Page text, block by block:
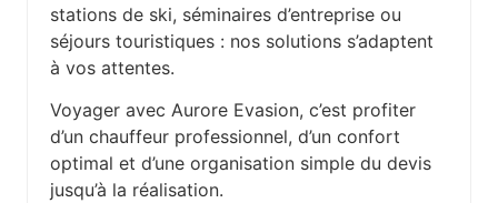
stations de ski, séminaires d’entreprise ou
séjours touristiques : nos solutions s’adaptent
à vos attentes.
Voyager avec Aurore Evasion, c’est profiter
d’un chauffeur professionnel, d’un confort
optimal et d’une organisation simple du devis
jusqu’à la réalisation.